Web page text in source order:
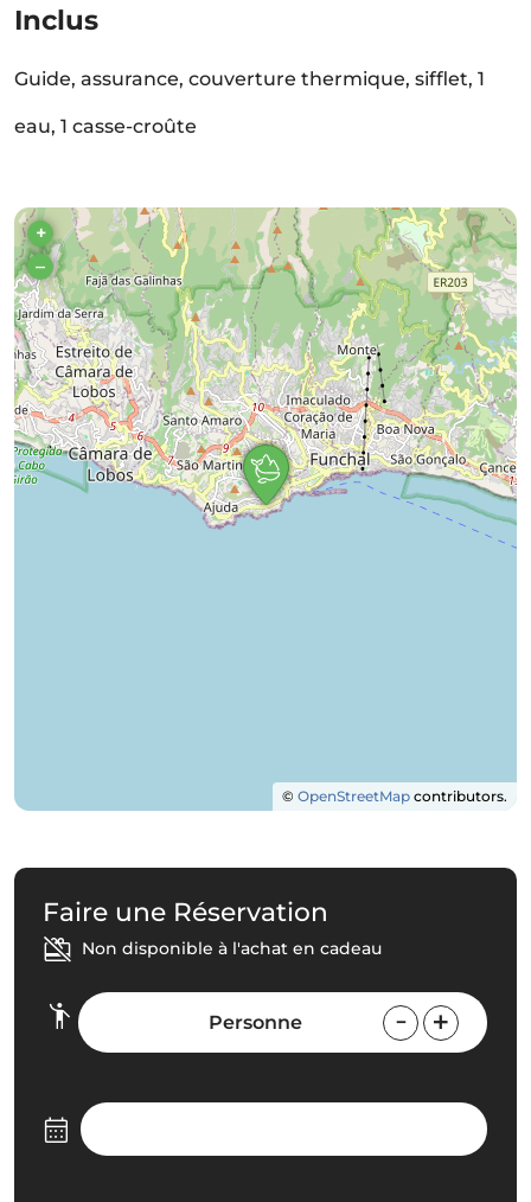
Inclus
Guide, assurance, couverture thermique, sifflet, 1
eau, 1 casse-croûte
+
–
© OpenStreetMap contributors.
Faire une Réservation
Non disponible à l'achat en cadeau
Personne